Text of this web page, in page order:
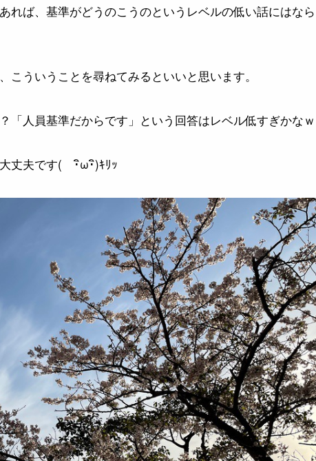
れば、基準がどうのこうのというレベルの低い話にはなら
こういうことを尋ねてみるといいと思います。
「人員基準だからです」という回答はレベル低すぎかなｗ
丈夫です( ･ิω･ิ)ｷﾘｯ